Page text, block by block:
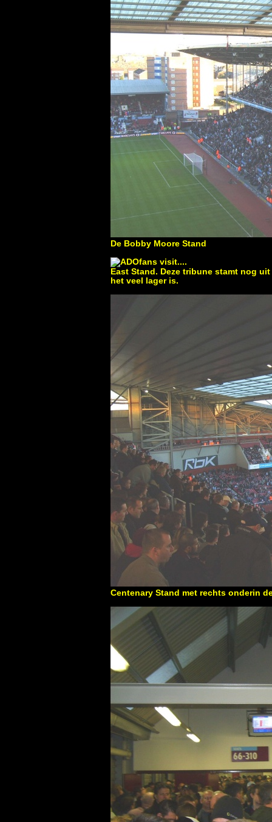
De Bobby Moore Stand
East Stand. Deze tribune stamt nog
het veel lager is.
Centenary Stand met rechts onderin